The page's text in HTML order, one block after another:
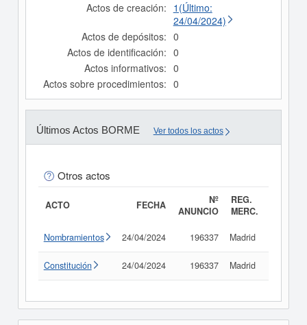
Actos de creación: 1(Último:
24/04/2024)
Actos de depósitos: 0
Actos de identificación: 0
Actos informativos: 0
Actos sobre procedimientos: 0
Últimos Actos BORME Ver todos los actos
Otros actos
ACTO FECHA
Nº
ANUNCIO
REG.
MERC.
Nombramientos 24/04/2024 196337 Madrid
Constitución 24/04/2024 196337 Madrid